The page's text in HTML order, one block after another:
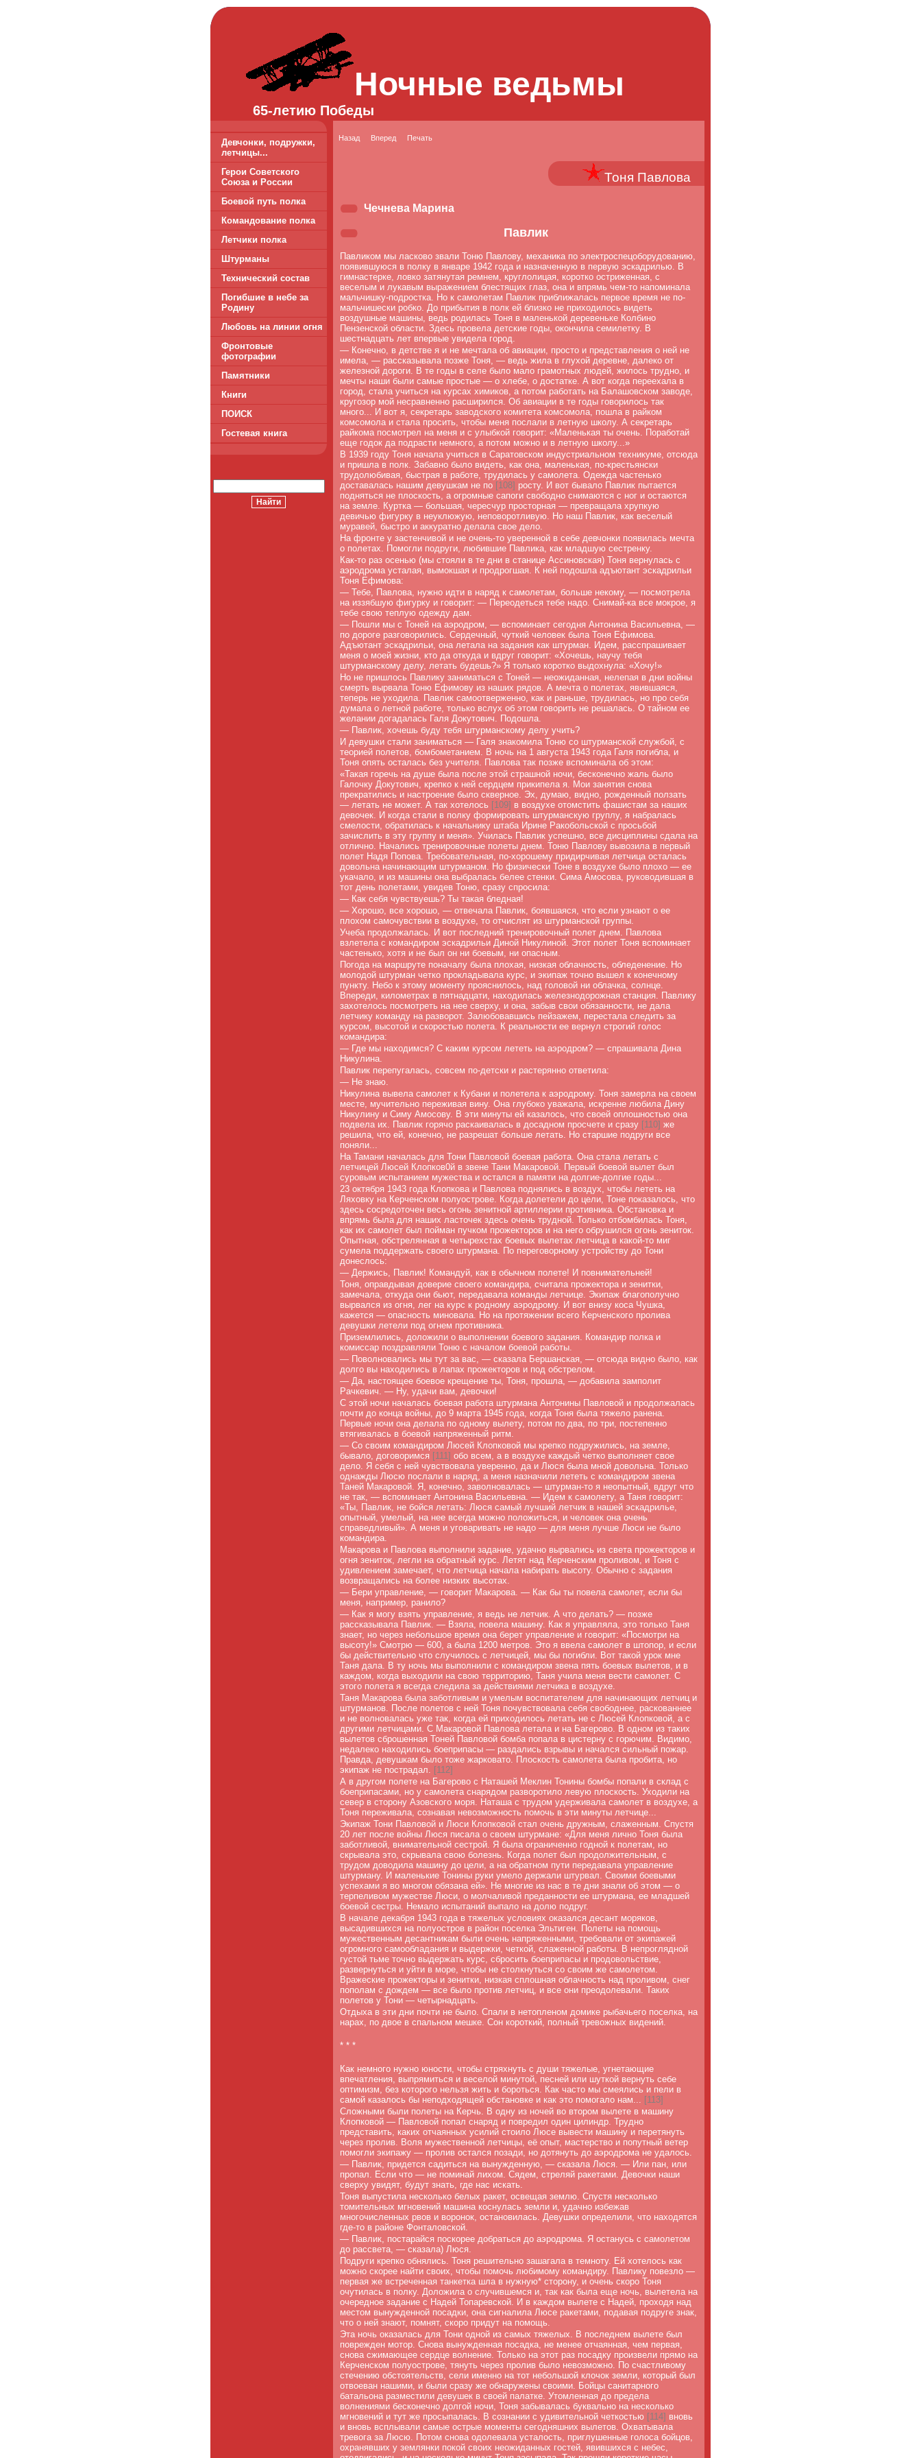
Ночные ведьмы
65-летию Победы
Девчонки, подружки,
летчицы...
Герои Советского
Союза и России
Боевой путь полка
Командование полка
Летчики полка
Штурманы
Технический состав
Погибшие в небе за
Родину
Любовь на линии огня
Фронтовые
фотографии
Памятники
Книги
ПОИСК
Гостевая книга
Назад Вперед Печать
Тоня Павлова
Чечнева Марина
Павлик
Павликом мы ласково звали Тоню Павлову, механика по электроспецоборудованию,
появившуюся в полку в январе 1942 года и назначенную в первую эскадрилью. В
гимнастерке, ловко затянутая ремнем, круглолицая, коротко остриженная, с
веселым и лукавым выражением блестящих глаз, она и впрямь чем-то напоминала
мальчишку-подростка. Но к самолетам Павлик приближалась первое время не по-
мальчишески робко. До прибытия в полк ей близко не приходилось видеть
воздушные машины, ведь родилась Тоня в маленькой деревеньке Колбино
Пензенской области. Здесь провела детские годы, окончила семилетку. В
шестнадцать лет впервые увидела город.
— Конечно, в детстве я и не мечтала об авиации, просто и представления о ней не
имела, — рассказывала позже Тоня, — ведь жила в глухой деревне, далеко от
железной дороги. В те годы в селе было мало грамотных людей, жилось трудно, и
мечты наши были самые простые — о хлебе, о достатке. А вот когда переехала в
город, стала учиться на курсах химиков, а потом работать на Балашовском заводе,
кругозор мой несравненно расширился. Об авиации в те годы говорилось так
много... И вот я, секретарь заводского комитета комсомола, пошла в райком
комсомола и стала просить, чтобы меня послали в летную школу. А секретарь
райкома посмотрел на меня и с улыбкой говорит: «Маленькая ты очень. Поработай
еще годок да подрасти немного, а потом можно и в летную школу...»
В 1939 году Тоня начала учиться в Саратовском индустриальном техникуме, отсюда
и пришла в полк. Забавно было видеть, как она, маленькая, по-крестьянски
трудолюбивая, быстрая в работе, трудилась у самолета. Одежда частенько
доставалась нашим девушкам не по [108] росту. И вот бывало Павлик пытается
подняться не плоскость, а огромные сапоги свободно снимаются с ног и остаются
на земле. Куртка — большая, чересчур просторная — превращала хрупкую
девичью фигурку в неуклюжую, неповоротливую. Но наш Павлик, как веселый
муравей, быстро и аккуратно делала свое дело.
На фронте у застенчивой и не очень-то уверенной в себе девчонки появилась мечта
о полетах. Помогли подруги, любившие Павлика, как младшую сестренку.
Как-то раз осенью (мы стояли в те дни в станице Ассиновская) Тоня вернулась с
аэродрома усталая, вымокшая и продрогшая. К ней подошла адъютант эскадрильи
Тоня Ефимова:
— Тебе, Павлова, нужно идти в наряд к самолетам, больше некому, — посмотрела
на иззябшую фигурку и говорит: — Переодеться тебе надо. Снимай-ка все мокрое, я
тебе свою теплую одежду дам.
— Пошли мы с Тоней на аэродром, — вспоминает сегодня Антонина Васильевна, —
по дороге разговорились. Сердечный, чуткий человек была Тоня Ефимова.
Адъютант эскадрильи, она летала на задания как штурман. Идем, расспрашивает
меня о моей жизни, кто да откуда и вдруг говорит: «Хочешь, научу тебя
штурманскому делу, летать будешь?» Я только коротко выдохнула: «Хочу!»
Но не пришлось Павлику заниматься с Тоней — неожиданная, нелепая в дни войны
смерть вырвала Тоню Ефимову из наших рядов. А мечта о полетах, явившаяся,
теперь не уходила. Павлик самоотверженно, как и раньше, трудилась, но про себя
думала о летной работе, только вслух об этом говорить не решалась. О тайном ее
желании догадалась Галя Докутович. Подошла.
— Павлик, хочешь буду тебя штурманскому делу учить?
И девушки стали заниматься — Галя знакомила Тоню со штурманской службой, с
теорией полетов, бомбометанием. В ночь на 1 августа 1943 года Галя погибла, и
Тоня опять осталась без учителя. Павлова так позже вспоминала об этом:
«Такая горечь на душе была после этой страшной ночи, бесконечно жаль было
Галочку Докутович, крепко к ней сердцем прикипела я. Мои занятия снова
прекратились и настроение было скверное. Эх, думаю, видно, рожденный ползать
— летать не может. А так хотелось [109] в воздухе отомстить фашистам за наших
девочек. И когда стали в полку формировать штурманскую груплу, я набралась
смелости, обратилась к начальнику штаба Ирине Ракобольской с просьбой
зачислить в эту группу и меня». Училась Павлик успешно, все дисциплины сдала на
отлично. Начались тренировочные полеты днем. Тоню Павлову вывозила в первый
полет Надя Попова. Требовательная, по-хорошему придирчивая летчица осталась
довольна начинающим штурманом. Но физически Тоне в воздухе было плохо — ее
укачало, и из машины она выбралась белее стенки. Сима Амосова, руководившая в
тот день полетами, увидев Тоню, сразу спросила:
— Как себя чувствуешь? Ты такая бледная!
— Хорошо, все хорошо, — отвечала Павлик, боявшаяся, что если узнают о ее
плохом самочувствии в воздухе, то отчислят из штурманской группы.
Учеба продолжалась. И вот последний тренировочный полет днем. Павлова
взлетела с командиром эскадрильи Диной Никулиной. Этот полет Тоня вспоминает
частенько, хотя и не был он ни боевым, ни опасным.
Погода на маршруте поначалу была плохая, низкая облачность, обледенение. Но
молодой штурман четко прокладывала курс, и экипаж точно вышел к конечному
пункту. Небо к этому моменту прояснилось, над головой ни облачка, солнце.
Впереди, километрах в пятнадцати, находилась железнодорожная станция. Павлику
захотелось посмотреть на нее сверху, и она, забыв свои обязанности, не дала
летчику команду на разворот. Залюбовавшись пейзажем, перестала следить за
курсом, высотой и скоростью полета. К реальности ее вернул строгий голос
командира:
— Где мы находимся? С каким курсом лететь на аэродром? — спрашивала Дина
Никулина.
Павлик перепугалась, совсем по-детски и растерянно ответила:
— Не знаю.
Никулина вывела самолет к Кубани и полетела к аэродрому. Тоня замерла на своем
месте, мучительно переживая вину. Она глубоко уважала, искренне любила Дину
Никулину и Симу Амосову. В эти минуты ей казалось, что своей оплошностью она
подвела их. Павлик горячо раскаивалась в досадном просчете и сразу [110] же
решила, что ей, конечно, не разрешат больше летать. Но старшие подруги все
поняли...
На Тамани началась для Тони Павловой боевая работа. Она стала летать с
летчицей Люсей Клопков0й в звене Тани Макаровой. Первый боевой вылет был
суровым испытанием мужества и остался в памяти на долгие-долгие годы...
23 октября 1943 года Клопкова и Павлова поднялись в воздух, чтобы лететь на
Ляховку на Керченском полуострове. Когда долетели до цели, Тоне показалось, что
здесь сосредоточен весь огонь зенитной артиллерии противника. Обстановка и
впрямь была для наших ласточек здесь очень трудной. Только отбомбилась Тоня,
как их самолет был пойман пучком прожекторов и на него обрушился огонь зениток.
Опытная, обстрелянная в четырехстах боевых вылетах летчица в какой-то миг
сумела поддержать своего штурмана. По переговорному устройству до Тони
донеслось:
— Держись, Павлик! Командуй, как в обычном полете! И повнимательней!
Тоня, оправдывая доверие своего командира, считала прожектора и зенитки,
замечала, откуда они бьют, передавала команды летчице. Экипаж благополучно
вырвался из огня, лег на курс к родному аэродрому. И вот внизу коса Чушка,
кажется — опасность миновала. Но на протяжении всего Керченского пролива
девушки летели под огнем противника.
Приземлились, доложили о выполнении боевого задания. Командир полка и
комиссар поздравляли Тоню с началом боевой работы.
— Поволновались мы тут за вас, — сказала Бершанская, — отсюда видно было, как
долго вы находились в лапах прожекторов и под обстрелом.
— Да, настоящее боевое крещение ты, Тоня, прошла, — добавила замполит
Рачкевич. — Ну, удачи вам, девочки!
С этой ночи началась боевая работа штурмана Антонины Павловой и продолжалась
почти до конца войны, до 9 марта 1945 года, когда Тоня была тяжело ранена.
Первые ночи она делала по одному вылету, потом по два, по три, постепенно
втягивалась в боевой напряженный ритм.
— Со своим командиром Люсей Клопковой мы крепко подружились, на земле,
бывало, договоримся [111] обо всем, а в воздухе каждый четко выполняет свое
дело. Я себя с ней чувствовала уверенно, да и Люся была мной довольна. Только
однажды Люсю послали в наряд, а меня назначили лететь с командиром звена
Таней Макаровой. Я, конечно, заволновалась — штурман-то я неопытный, вдруг что
не так, — вспоминает Антонина Васильевна. — Идем к самолету, а Таня говорит:
«Ты, Павлик, не бойся летать: Люся самый лучший летчик в нашей эскадрилье,
опытный, умелый, на нее всегда можно положиться, и человек она очень
справедливый». А меня и уговаривать не надо — для меня лучше Люси не было
командира.
Макарова и Павлова выполнили задание, удачно вырвались из света прожекторов и
огня зениток, легли на обратный курс. Летят над Керченским проливом, и Тоня с
удивлением замечает, что летчица начала набирать высоту. Обычно с задания
возвращались на более низких высотах.
— Бери управление, — говорит Макарова. — Как бы ты повела самолет, если бы
меня, например, ранило?
— Как я могу взять управление, я ведь не летчик. А что делать? — позже
рассказывала Павлик. — Взяла, повела машину. Как я управляла, это только Таня
знает, но через небольшое время она берет управление и говорит: «Посмотри на
высоту!» Смотрю — 600, а была 1200 метров. Это я ввела самолет в штопор, и если
бы действительно что случилось с летчицей, мы бы погибли. Вот такой урок мне
Таня дала. В ту ночь мы выполнили с командиром звена пять боевых вылетов, и в
каждом, когда выходили на свою территорию, Таня учила меня вести самолет. С
этого полета я всегда следила за действиями летчика в воздухе.
Таня Макарова была заботливым и умелым воспитателем для начинающих летчиц и
штурманов. После полетов с ней Тоня почувствовала себя свободнее, раскованнее
и не волновалась уже так, когда ей приходилось летать не с Люсей Клопковой, а с
другими летчицами. С Макаровой Павлова летала и на Багерово. В одном из таких
вылетов сброшенная Тоней Павловой бомба попала в цистерну с горючим. Видимо,
недалеко находились боеприпасы — раздались взрывы и начался сильный пожар.
Правда, девушкам было тоже жарковато. Плоскость самолета была пробита, но
экипаж не пострадал. [112]
А в другом полете на Багерово с Наташей Меклин Тонины бомбы попали в склад с
боеприпасами, но у самолета снарядом разворотило левую плоскость. Уходили на
север в сторону Азовского моря. Наташа с трудом удерживала самолет в воздухе, а
Тоня переживала, сознавая невозможность помочь в эти минуты летчице...
Экипаж Тони Павловой и Люси Клопковой стал очень дружным, слаженным. Спустя
20 лет после войны Люся писала о своем штурмане: «Для меня лично Тоня была
заботливой, внимательной сестрой. Я была ограниченно годной к полетам, но
скрывала это, скрывала свою болезнь. Когда полет был продолжительным, с
трудом доводила машину до цели, а на обратном пути передавала управление
штурману. И маленькие Тонины руки умело держали штурвал. Своими боевыми
успехами я во многом обязана ей». Не многие из нас в те дни знали об этом — о
терпеливом мужестве Люси, о молчаливой преданности ее штурмана, ее младшей
боевой сестры. Немало испытаний выпало на долю подруг.
В начале декабря 1943 года в тяжелых условиях оказался десант моряков,
высадившихся на полуостров в район поселка Эльтиген. Полеты на помощь
мужественным десантникам были очень напряженными, требовали от экипажей
огромного самообладания и выдержки, четкой, слаженной работы. В непроглядной
густой тьме точно выдержать курс, сбросить боеприпасы и продовольствие,
развернуться и уйти в море, чтобы не столкнуться со своим же самолетом.
Вражеские прожекторы и зенитки, низкая сплошная облачность над проливом, снег
пополам с дождем — все было против летчиц, и все они преодолевали. Таких
полетов у Тони — четырнадцать.
Отдыха в эти дни почти не было. Спали в нетопленом домике рыбачьего поселка, на
нарах, по двое в спальном мешке. Сон короткий, полный тревожных видений.
* * *
Как немного нужно юности, чтобы стряхнуть с души тяжелые, угнетающие
впечатления, выпрямиться и веселой минутой, песней или шуткой вернуть себе
оптимизм, без которого нельзя жить и бороться. Как часто мы смеялись и пели в
самой казалось бы неподходящей обстановке и как это помогало нам... [113]
Сложными были полеты на Керчь. В одну из ночей во втором вылете в машину
Клопковой — Павловой попал снаряд и повредил один цилиндр. Трудно
представить, каких отчаянных усилий стоило Люсе вывести машину и перетянуть
через пролив. Воля мужественной летчицы, её опыт, мастерство и попутный ветер
помогли экипажу — пролив остался позади, но дотянуть до аэродрома не удалось.
— Павлик, придется садиться на вынужденную, — сказала Люся. — Или пан, или
пропал. Если что — не поминай лихом. Сядем, стреляй ракетами. Девочки наши
сверху увидят, будут знать, где нас искать.
Тоня выпустила несколько белых ракет, освещая землю. Спустя несколько
томительных мгновений машина коснулась земли и, удачно избежав
многочисленных рвов и воронок, остановилась. Девушки определили, что находятся
где-то в районе Фонталовской.
— Павлик, постарайся поскорее добраться до аэродрома. Я останусь с самолетом
до рассвета, — сказала) Люся.
Подруги крепко обнялись. Тоня решительно зашагала в темноту. Ей хотелось как
можно скорее найти своих, чтобы помочь любимому командиру. Павлику повезло —
первая же встреченная танкетка шла в нужную* сторону, и очень скоро Тоня
очутилась в полку. Доложила о случившемся и, так как была еще ночь, вылетела на
очередное задание с Надей Топаревской. И в каждом вылете с Надей, проходя над
местом вынужденной посадки, она сигналила Люсе ракетами, подавая подруге знак,
что о ней знают, помнят, скоро придут на помощь.
Эта ночь оказалась для Тони одной из самых тяжелых. В последнем вылете был
поврежден мотор. Снова вынужденная посадка, не менее отчаянная, чем первая,
снова сжимающее сердце волнение. Только на этот раз посадку произвели прямо на
Керченском полуострове, тянуть через пролив было невозможно. По счастливому
стечению обстоятельств, сели именно на тот небольшой клочок земли, который был
отвоеван нашими, и были сразу же обнаружены своими. Бойцы санитарного
батальона разместили девушек в своей палатке. Утомленная до предела
волнениями бесконечно долгой ночи, Тоня забывалась буквально на несколько
мгновений и тут же просыпалась. В сознании с удивительной четкостью [114] вновь
и вновь всплывали самые острые моменты сегодняшних вылетов. Охватывала
тревога за Люсю. Потом снова одолевала усталость, приглушенные голоса бойцов,
охранявших у землянки покой своих неожиданных гостей, явившихся с небес,